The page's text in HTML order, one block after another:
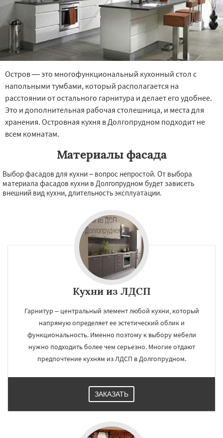
Остров — это многофункциональный кухонный стол с
напольными тумбами, который располагается на
расстоянии от остального гарнитура и делает его удобнее.
Это и дополнительная рабочая столешница, и места для
хранения. Островная кухня в Долгопрудном подходит не
всем комнатам.
Материалы фасада
Выбор фасадов для кухни – вопрос непростой. От выбора
материала фасадов кухни в Долгопрудном будет зависеть
внешний вид кухни, длительность эксплуатации.
Кухни из ЛДСП
Гарнитур – центральный элемент любой кухни, который
напрямую определяет ее эстетический облик и
функциональность. Именно поэтому к выбору мебели
нужно подходить более чем серьезно. Многие отдают
предпочтение кухням из ЛДСП в Долгопрудном.
ЗАКАЗАТЬ